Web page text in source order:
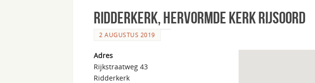
Ridderkerk, Hervormde Kerk Rijsoord
2 AUGUSTUS 2019
Adres
Rijkstraatweg 43
Ridderkerk